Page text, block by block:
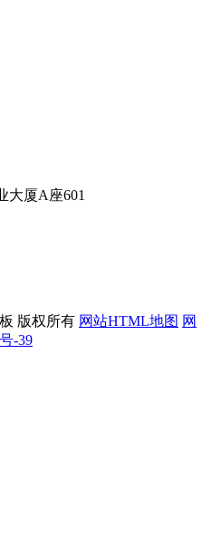
大厦A座601
版权所有 网站HTML地图 网
-39